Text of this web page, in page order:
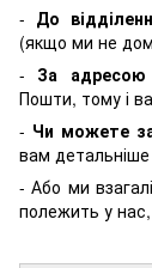
- До
(якщо ми не
- За адресою
Пошти, тому і
- Чи можете
вам
- Або ми
полежить у